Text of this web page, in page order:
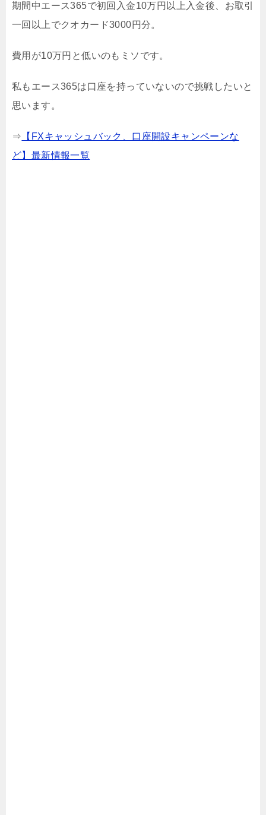
期間中エース365で初回入金10万円以上入金後、お取引
一回以上でクオカード3000円分。
費用が10万円と低いのもミソです。
私もエース365は口座を持っていないので挑戦したいと
思います。
⇒ 【FXキャッシュバック、口座開設キャンペーンな
ど】最新情報一覧